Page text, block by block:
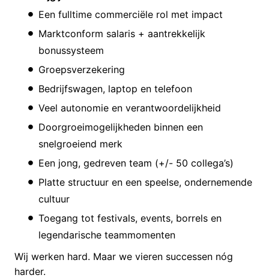
Een fulltime commerciële rol met impact
Marktconform salaris + aantrekkelijk
bonussysteem
Groepsverzekering
Bedrijfswagen, laptop en telefoon
Veel autonomie en verantwoordelijkheid
Doorgroeimogelijkheden binnen een
snelgroeiend merk
Een jong, gedreven team (+/- 50 collega’s)
Platte structuur en een speelse, ondernemende
cultuur
Toegang tot festivals, events, borrels en
legendarische teammomenten
Wij werken hard. Maar we vieren successen nóg
harder.